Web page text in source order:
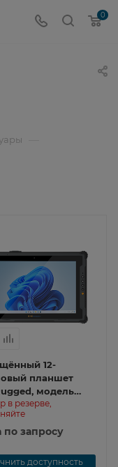
0
12-
планшет
модель
в резерве,
по запросу
доступность